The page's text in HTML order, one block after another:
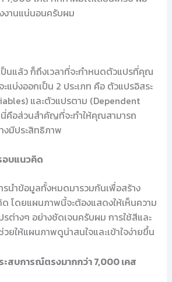
งานแน่นอนครับผม
นแล้ว ก็ถึงเวลาที่จะกำหนดตัวแปรที่คุณ
แบ่งออกเป็น 2 ประเภท คือ ตัวแปรอิสระ
และตัวแปรตาม (Dependent
คือส่วนสำคัญที่จะทำให้คุณสามารถ
งมีประสิทธิภาพ
อบแนวคิด
นำข้อมูลทั้งหมดมารวมกันเพื่อสร้าง
โดยแผนภาพนี้จะต้องแสดงให้เห็นความ
ต่างๆ อย่างชัดเจนครับผม การใช้สีและ
ให้แผนภาพดูน่าสนใจและเข้าใจง่ายขึ้น
สบการณ์ตรงมากกว่า 7,000 เคส